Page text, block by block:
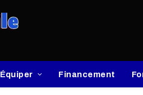
Équiper Financement